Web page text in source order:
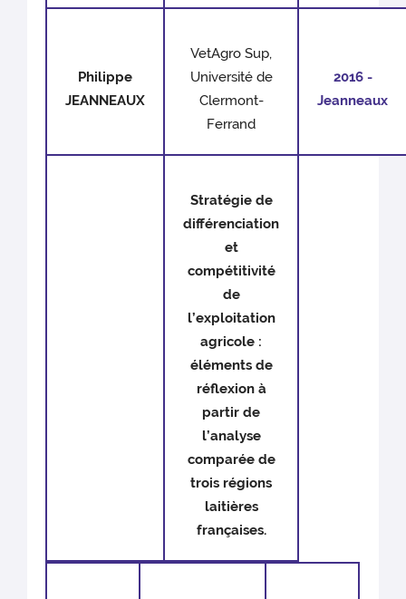
Philippe
JEANNEAUX
VetAgro Sup,
Université de
Clermont-
Ferrand
2016 -
Jeanneaux
Stratégie de
différenciation
et
compétitivité
de
l’exploitation
agricole :
éléments de
réflexion à
partir de
l’analyse
comparée de
trois régions
laitières
françaises.